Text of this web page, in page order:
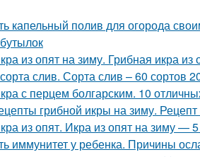
капельный полив для огорода
из опят на зиму. Грибная икра из
слив. Сорта слив – 60 сортов
с перцем болгарским. 10
грибной икры на зиму.
из опят. Икра из опят на зиму —
иммунитет у ребенка. Причины